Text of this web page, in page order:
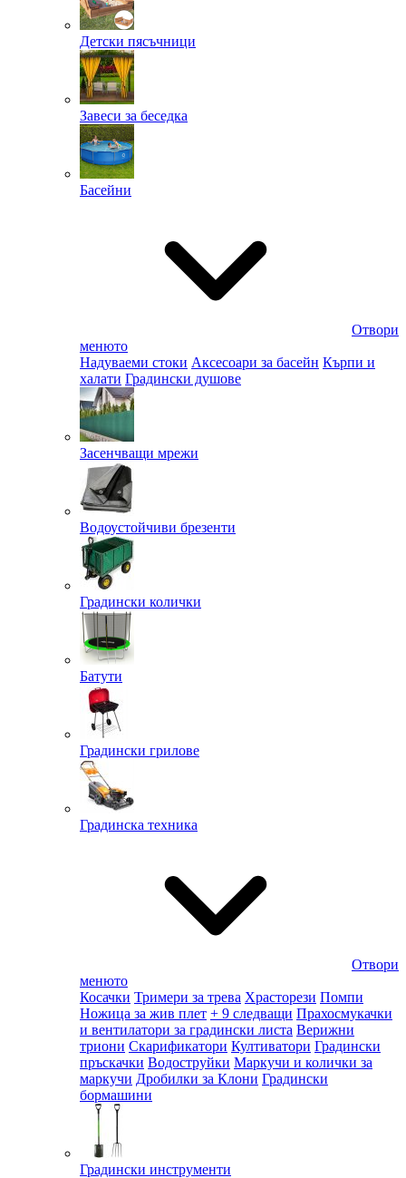
Детски пясъчници
Завеси за беседка
Басейни
Отвори
менюто
Надуваеми стоки Аксесоари за басейн Кърпи и
халати Градински душове
Засенчващи мрежи
Водоустойчиви брезенти
Градински колички
Батути
Градински грилове
Градинска техника
Отвори
менюто
Косачки Тримери за трева Храсторези Помпи
Ножица за жив плет + 9 следващи Прахосмукачки
и вентилатори за градински листа Верижни
триони Скарификатори Култиватори Градински
пръскачки Водоструйки Маркучи и колички за
маркучи Дробилки за Клони Градински
бормашини
Градински инструменти